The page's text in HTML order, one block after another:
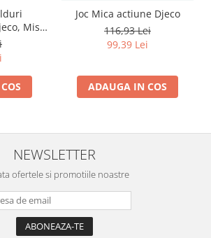
Miss
Joc Mica actiune Djeco
116,93 Lei
99,39 Lei
ADAUGA IN COS
NEWSLETTER
ofertele si promotiile noastre